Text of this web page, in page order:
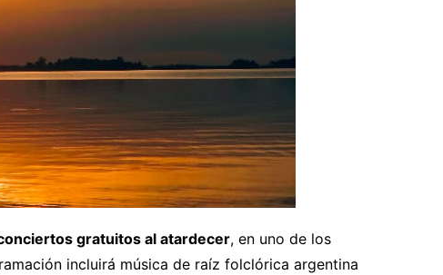
gratuitos al atardecer, en uno de los
incluirá música de raíz folclórica argentina